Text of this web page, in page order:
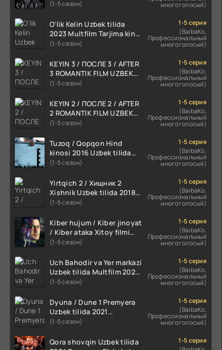
TARJIMA 720p HD Skachat
(1-5 сезон) многоголосый)
O'lik Kelin Uzbek tilida
2023 Multfilm Tarjima kino
skachat
(1-5 сезон)
1-5 серия
(BaibaKo,
Профессиональный
многоголосый)
KEYIN 3 / ПОСЛЕ 3 / AFTER
3 ROMANTIK FILM UZBEK
TILIDA 2021 TARJIMA FILM
(1-5 сезон)
1-5 серия
(BaibaKo,
Профессиональный
многоголосый)
KEYIN 2 / ПОСЛЕ 2 / AFTER
2 ROMANTIK FILM UZBEK
TILIDA 2020 TARJIMA FILM
(1-5 сезон)
1-5 серия
(BaibaKo,
Профессиональный
многоголосый)
Tuzoq / Qopqon Hind
kinosi 2016 Uzbek tilida
tarjima film HD
(1-5 сезон)
1-5 серия
(BaibaKo,
Профессиональный
многоголосый)
Yirtqich 2 / Хищник 2
Xishnik Uzbek tilida 2018-
2024 O'zbekcha tarjima
(1-5 сезон)
1-5 серия
(BaibaKo,
Профессиональный
многоголосый)
Kiber hujum / Kiber jinoyat
/ Kiber ataka Xitoy filmi
Uzbek tilida O'zbekcha
HD skachat
(1-5 сезон)
1-5 серия
(BaibaKo,
Профессиональный
многоголосый)
Uch Bahodir va Yer markazi
Uzbek tilida Multfilm 2025
tarjima HD skachat
(1-5 сезон)
1-5 серия
(BaibaKo,
Профессиональный
многоголосый)
Dyuna / Dune 1 Premyera
Uzbek tilida 2021
O'zbekcha tarjima kino HD
(1-5 сезон)
1-5 серия
(BaibaKo,
Профессиональный
многоголосый)
Qora shovqin Uzbek tilida
1-5 серия